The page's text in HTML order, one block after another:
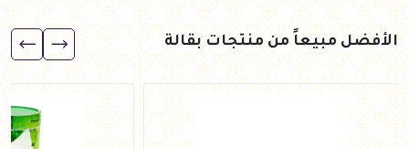
الأفضل مبيعاً من منتجات بقالة